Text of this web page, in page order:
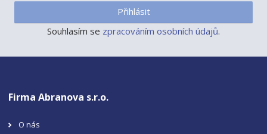
Přihlásit
Souhlasím se zpracováním osobních údajů.
Firma Abranova s.r.o.
O nás